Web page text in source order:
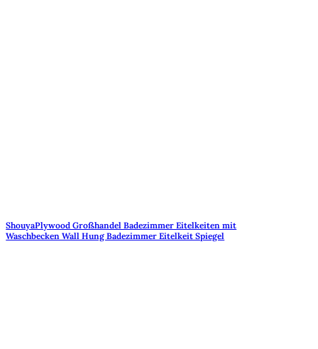
ShouyaPlywood Großhandel Badezimmer Eitelkeiten mit
Waschbecken Wall Hung Badezimmer Eitelkeit Spiegel